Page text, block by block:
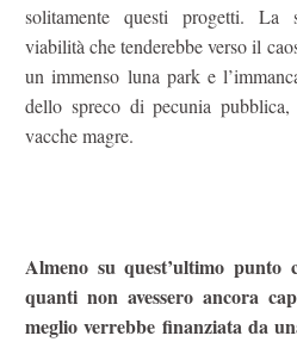
solitamente questi progetti. La
viabilità che tenderebbe verso il
un immenso luna park e
dello spreco di pecunia
vacche magre.
Almeno su quest’ultimo punto
quanti non avessero ancora
meglio verrebbe finanziata da